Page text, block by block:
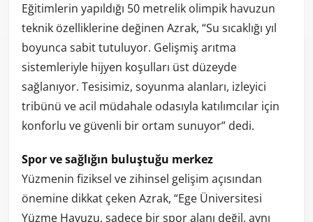
Eğitimlerin yapıldığı 50 metrelik olimpik havuzun
teknik özelliklerine değinen Azrak, “Su sıcaklığı yıl
boyunca sabit tutuluyor. Gelişmiş arıtma
sistemleriyle hijyen koşulları üst düzeyde
sağlanıyor. Tesisimiz, soyunma alanları, izleyici
tribünü ve acil müdahale odasıyla katılımcılar için
konforlu ve güvenli bir ortam sunuyor” dedi.
Spor ve sağlığın buluştuğu merkez
Yüzmenin fiziksel ve zihinsel gelişim açısından
önemine dikkat çeken Azrak, “Ege Üniversitesi
Yüzme Havuzu, sadece bir spor alanı değil, aynı